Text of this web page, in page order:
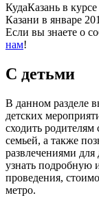
КудаКазань в курсе
Казани в январе
Если вы знаете о
нам!
С детьми
В данном разделе
детских
сходить родителям
семьей, а также
развлечениями
узнать подробную
проведения,
метро.